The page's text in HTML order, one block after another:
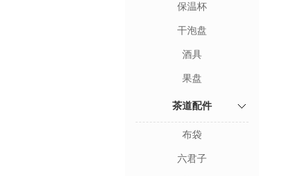
保温杯
干泡盘
酒具
果盘
茶道配件
布袋
六君子